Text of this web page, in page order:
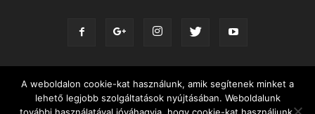
KÖZÉLET KÖZÖSSÉGEK
SZABADIDŐ
NEMZETISÉG, HELYTÖRTÉNET
RIPORTOK
A weboldalon cookie-kat használunk, amik segítenek minket a
lehető legjobb szolgáltatások nyújtásában. Weboldalunk